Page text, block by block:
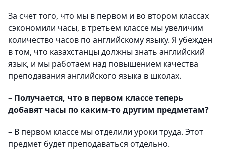
За счет того, что мы в первом и во втором классах
сэкономили часы, в третьем классе мы увеличим
количество часов по английскому языку. Я убежден
в том, что казахстанцы должны знать английский
язык, и мы работаем над повышением качества
преподавания английского языка в школах.
– Получается, что в первом классе теперь
добавят часы по каким-то другим предметам?
– В первом классе мы отделили уроки труда. Этот
предмет будет преподаваться отдельно.